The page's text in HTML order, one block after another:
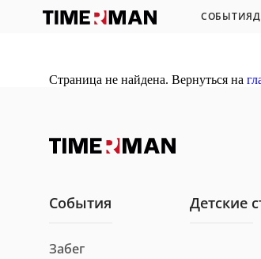
СОБЫТИЯ
Страница не найдена. Вернуться на
События
Забег
Детские